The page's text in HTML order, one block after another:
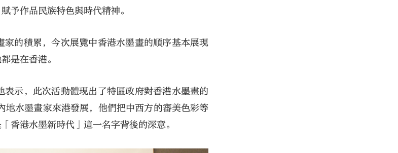
予作品民族特色與時代精神。
的積累，今次展覽中香港水墨畫的順序基本展現
是在香港。
示，此次活動體現出了特區政府對香港水墨畫的
水墨畫家來港發展，他們把中西方的審美色彩等
香港水墨新時代」這一名字背後的深意。